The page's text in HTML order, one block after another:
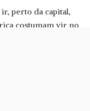
perto da capital,
costumam vir no